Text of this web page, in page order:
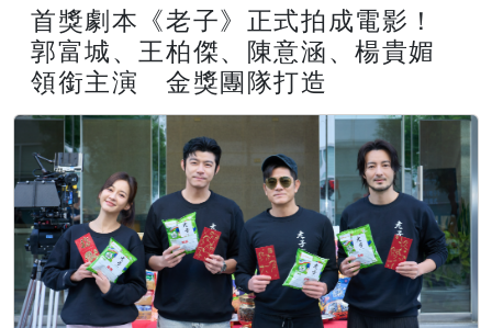
首獎劇本《老子》正式拍成電影！
郭富城、王柏傑、陳意涵、楊貴媚
領銜主演 金獎團隊打造